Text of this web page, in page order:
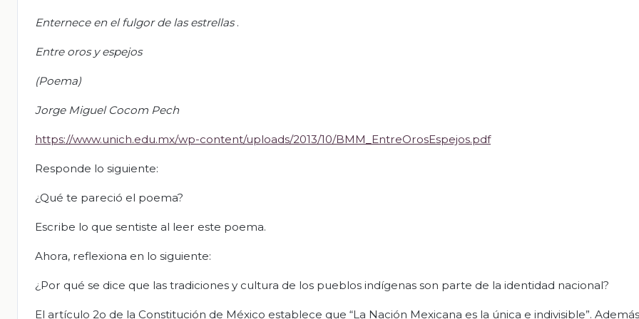
Enternece en el fulgor de las estrellas.
Entre oros y espejos
(Poema)
Jorge Miguel Cocom Pech
https://www.unich.edu.mx/wp-content/uploads/2013/10/BMM_EntreOrosEspejos.pdf
Responde lo siguiente:
¿Qué te pareció el poema?
Escribe lo que sentiste al leer este poema.
Ahora, reflexiona en lo siguiente:
¿Por qué se dice que las tradiciones y cultura de los pueblos indígenas son parte de la identidad nacional?
El artículo 2o de la Constitución de México establece que “La Nación Mexicana es la única e indivisible”.